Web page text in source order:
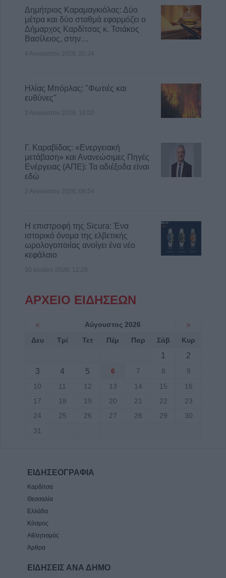
περιοχών που επλήγησαν από τις
πυρκαγιές
5 Αυγούστου 2026, 18:23
Μικροσκοπικές δίνες ανακαλύφθηκαν για
Δημήτριος Καραμαγκιόλας: Δύο
μέτρα και δύο σταθμά εφαρμόζει ο
Δήμαρχος Καρδίτσας κ. Τσιάκος
Βασίλειος, στην…
4 Αυγούστου 2026, 20:34
Ηλίας Μπόρλας: "Φωτιές και
ευθύνες"
3 Αυγούστου 2026, 10:02
Γ. Καραβίδας: «Ενεργειακή
μετάβαση» και Ανανεώσιμες Πηγές
Ενέργειας (ΑΠΕ): Τα αδιέξοδα είναι
εδώ
2 Αυγούστου 2026, 08:54
Η επιστροφή της Sicura: Ένα
ιστορικό όνομα της ελβετικής
ωρολογοποιίας ανοίγει ένα νέο
κεφάλαιο
30 Ιουλίου 2026, 12:20
ΑΡΧΕΙΟ ΕΙΔΗΣΕΩΝ
« Αύγουστος 2026 »
Δευ Τρί Τετ Πέμ Παρ Σάβ Κυρ
1
2
3
4 5 6 7 8
9
10
11 12 13 14 15
16
17
18 19 20 21 22
23
24
25 26 27 28 29
30
31
ΕΙΔΗΣΕΟΓΡΑΦΙΑ
Καρδίτσα
Θεσσαλία
Ελλάδα
Κόσμος
Αθλητισμός
Άρθρα
ΕΙΔΗΣΕΙΣ ΑΝΑ ΔΗΜΟ